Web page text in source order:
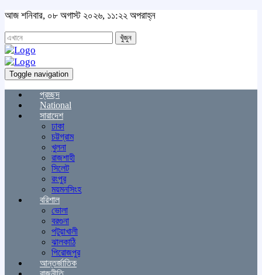
আজ শনিবার, ০৮ অগাস্ট ২০২৬, ১১:২২ অপরাহ্ন
খুঁজুন
Toggle navigation
প্রচ্ছদ
National
সারাদেশ
ঢাকা
চট্টগ্রাম
খুলনা
রাজশাহী
সিলেট
রংপুর
ময়মনসিংহ
বরিশাল
ভোলা
বরগুনা
পটুয়াখালী
ঝালকাঠি
পিরোজপুর
আন্তর্জাতিক